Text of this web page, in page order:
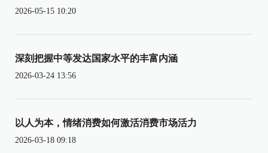
2026-05-15 10:20
深刻把握中等发达国家水平的丰富内涵
2026-03-24 13:56
以人为本，情绪消费如何激活消费市场活力
2026-03-18 09:18